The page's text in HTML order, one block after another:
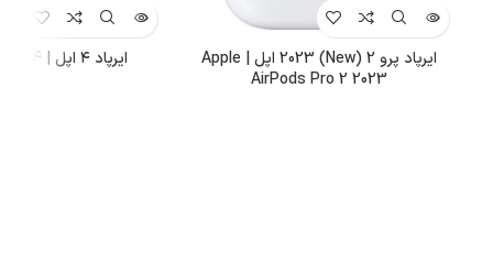
ایرپاد پرو 2 (New) 2023 اپل | Apple
AirPods Pro 2 2023
ایرپاد ۴ اپل | Apple AirPods 4